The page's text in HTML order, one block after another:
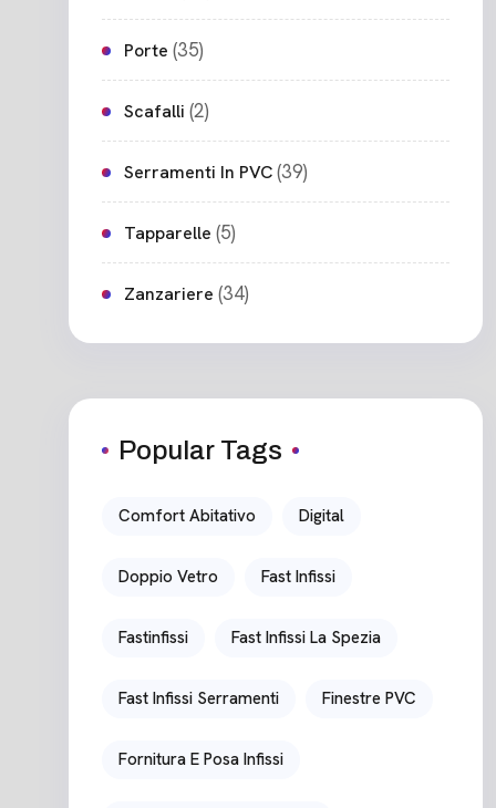
Porte (35)
Scafalli (2)
Serramenti In PVC(39)
Tapparelle (5)
Zanzariere (34)
Popular Tags
Comfort Abitativo Digital
Doppio Vetro Fast Infissi
Fastinfissi Fast Infissi La Spezia
Fast Infissi Serramenti Finestre PVC
Fornitura E Posa Infissi